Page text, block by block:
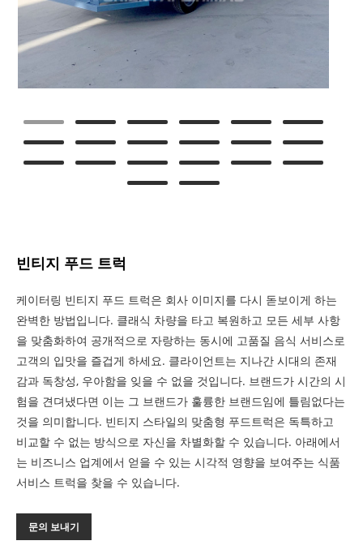
빈티지 푸드 트럭
케이터링 빈티지 푸드 트럭은 회사 이미지를 다시 돋보이게 하는
완벽한 방법입니다. 클래식 차량을 타고 복원하고 모든 세부 사항
을 맞춤화하여 공개적으로 자랑하는 동시에 고품질 음식 서비스로
고객의 입맛을 즐겁게 하세요. 클라이언트는 지나간 시대의 존재
감과 독창성, 우아함을 잊을 수 없을 것입니다. 브랜드가 시간의 시
험을 견뎌냈다면 이는 그 브랜드가 훌륭한 브랜드임에 틀림없다는
것을 의미합니다. 빈티지 스타일의 맞춤형 푸드트럭은 독특하고
비교할 수 없는 방식으로 자신을 차별화할 수 있습니다. 아래에서
는 비즈니스 업계에서 얻을 수 있는 시각적 영향을 보여주는 식품
서비스 트럭을 찾을 수 있습니다.
문의 보내기